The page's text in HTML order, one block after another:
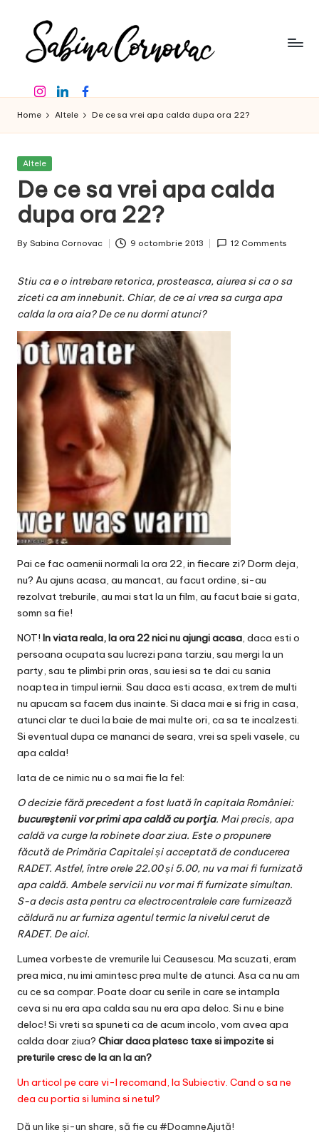
content
a
b
in
a
C
o
r
n
o
v
a
c
O
nl
e
creator
de
16
-
InstagramLinkedinFacebook
Home Altele De ce sa vrei apa calda dupa ora 22?
Posted
Altele
De ce sa vrei apa calda
dupa ora 22?
Posted
By Sabina Cornovac 9 octombrie 2013 12 Comments
Stiu ca e o intrebare retorica, prosteasca, aiurea si ca o sa
ziceti ca am innebunit. Chiar, de ce ai vrea sa curga apa
calda la ora aia? De ce nu dormi atunci?
Pai ce fac oamenii normali la ora 22, in fiecare zi? Dorm deja,
nu? Au ajuns acasa, au mancat, au facut ordine, si-au
rezolvat treburile, au mai stat la un film, au facut baie si gata,
somn sa fie!
NOT! In viata reala, la ora 22 nici nu ajungi acasa, daca esti o
persoana ocupata sau lucrezi pana tarziu, sau mergi la un
party, sau te plimbi prin oras, sau iesi sa te dai cu sania
noaptea in timpul iernii. Sau daca esti acasa, extrem de multi
nu apucam sa facem dus inainte. Si daca mai e si frig in casa,
atunci clar te duci la baie de mai multe ori, ca sa te incalzesti.
Si eventual dupa ce mananci de seara, vrei sa speli vasele, cu
apa calda!
Iata de ce nimic nu o sa mai fie la fel:
O decizie fără precedent a fost luată în capitala României:
bucureştenii vor primi apa caldă cu porţia. Mai precis, apa
caldă va curge la robinete doar ziua. Este o propunere
făcută de Primăria Capitalei și acceptată de conducerea
RADET. Astfel, între orele 22.00 și 5.00, nu va mai fi furnizată
apa caldă. Ambele servicii nu vor mai fi furnizate simultan.
S-a decis asta pentru ca electrocentralele care furnizează
căldură nu ar furniza agentul termic la nivelul cerut de
RADET. Deaici.
Lumea vorbeste de vremurile lui Ceausescu. Ma scuzati, eram
prea mica, nu imi amintesc prea multe de atunci. Asa ca nu am
cu ce sa compar. Poate doar cu serile in care se intampla
ceva si nu era apa calda sau nu era apa deloc. Si nu e bine
deloc! Si vreti sa spuneti ca de acum incolo, vom avea apa
calda doar ziua? Chiar daca platesc taxe si impozite si
preturile cresc de la an la an?
Un articol pe care vi-l recomand, la Subiectiv. Cand o sa ne
dea cu portia si lumina si netul?
Dă un like și-un share, să fie cu #DoamneAjută!